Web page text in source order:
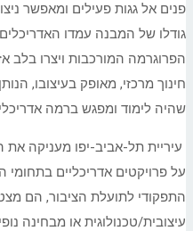
פנים אל גגות פעילים ומאפשר
גודלו של המבנה עמדו האדריכלים
הפרוגרמה המורכבות ויצרו בלב
חינוך מרכזי, מאופק בעיצובו,
שהיה לימוד ומפגש ברמה
עיריית תל-אביב-יפו מעניקה את
על פרויקטים אדריכליים
התפקודי לתועלת הציבור, הם
עיצובית/טכנולוגית או מבחינה